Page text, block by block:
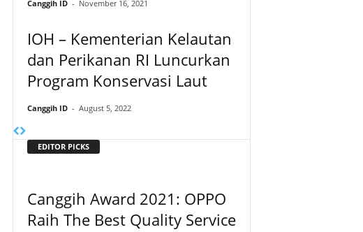
Canggih ID - November 16, 2021
IOH – Kementerian Kelautan
dan Perikanan RI Luncurkan
Program Konservasi Laut
Canggih ID - August 5, 2022
EDITOR PICKS
Canggih Award 2021: OPPO
Raih The Best Quality Service